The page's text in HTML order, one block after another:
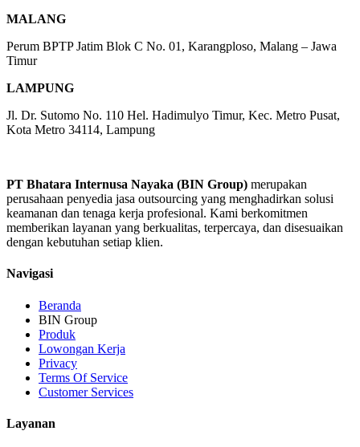
MALANG
Perum BPTP Jatim Blok C No. 01, Karangploso, Malang – Jawa
Timur
LAMPUNG
Jl. Dr. Sutomo No. 110 Hel. Hadimulyo Timur, Kec. Metro Pusat,
Kota Metro 34114, Lampung
PT Bhatara Internusa Nayaka (BIN Group) merupakan
perusahaan penyedia jasa outsourcing yang menghadirkan solusi
keamanan dan tenaga kerja profesional. Kami berkomitmen
memberikan layanan yang berkualitas, terpercaya, dan disesuaikan
dengan kebutuhan setiap klien.
Navigasi
Beranda
BIN Group
Produk
Lowongan Kerja
Privacy
Terms Of Service
Customer Services
Layanan